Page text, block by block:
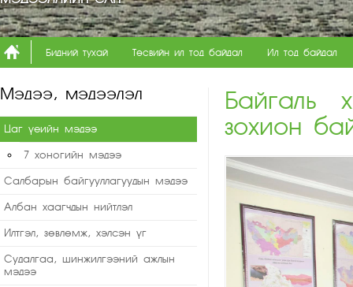
Бидний тухай Төсвийн ил тод байдал Ил тод байдал
Мэдээ, мэдээлэл
Цаг үеийн мэдээ
7 хоногийн мэдээ
Салбарын байгууллагуудын мэдээ
Албан хаагчдын нийтлэл
Илтгэл, зөвлөмж, хэлсэн үг
Судалгаа, шинжилгээний ажлын
мэдээ
Байгаль
зохион